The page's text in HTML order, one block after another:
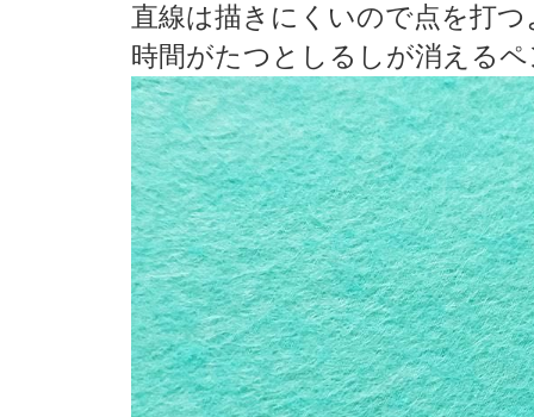
直線は描きにくいので点を打
時間がたつとしるしが消える